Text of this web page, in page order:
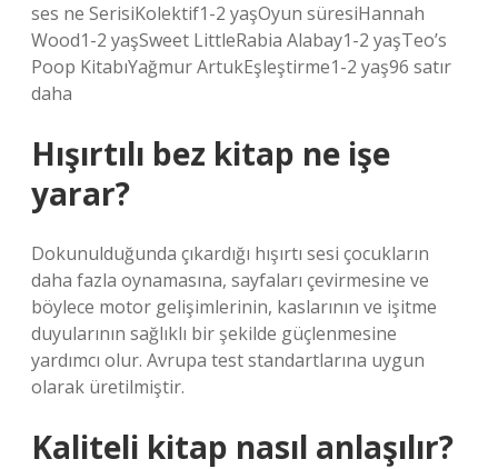
ses ne SerisiKolektif1-2 yaşOyun süresiHannah
Wood1-2 yaşSweet LittleRabia Alabay1-2 yaşTeo’s
Poop KitabıYağmur ArtukEşleştirme1-2 yaş96 satır
daha
Hışırtılı bez kitap ne işe
yarar?
Dokunulduğunda çıkardığı hışırtı sesi çocukların
daha fazla oynamasına, sayfaları çevirmesine ve
böylece motor gelişimlerinin, kaslarının ve işitme
duyularının sağlıklı bir şekilde güçlenmesine
yardımcı olur. Avrupa test standartlarına uygun
olarak üretilmiştir.
Kaliteli kitap nasıl anlaşılır?